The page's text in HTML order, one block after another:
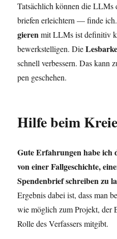
Tat­säch­lich kön­nen die LLMs
brie­fen erleich­tern — fin­de
gie­renmit LLMs ist defi­ni­tiv
bewerk­stel­li­gen. Die
schnell ver­bes­sern. Das
pen geschehen.
Hilfe beim
Gute Erfah­run­gen habe ich
von einer Fall­ge­schich­te,
Spen­den­brief schrei­ben zu
Ergeb­nis dabei ist, dass man
wie mög­lich zum Pro­jekt, der
Rol­le des Ver­fas­sers mitgibt.